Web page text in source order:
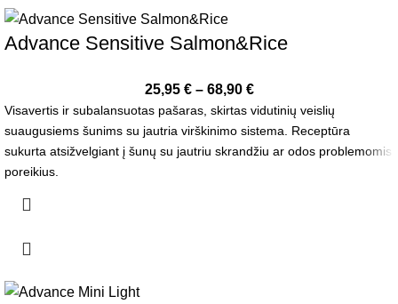
Advance Sensitive Salmon&Rice
25,95 € – 68,90 €
Visavertis ir subalansuotas pašaras, skirtas vidutinių veislių
suaugusiems šunims su jautria virškinimo sistema. Receptūra
sukurta atsižvelgiant į šunų su jautriu skrandžiu ar odos problemomis
poreikius.